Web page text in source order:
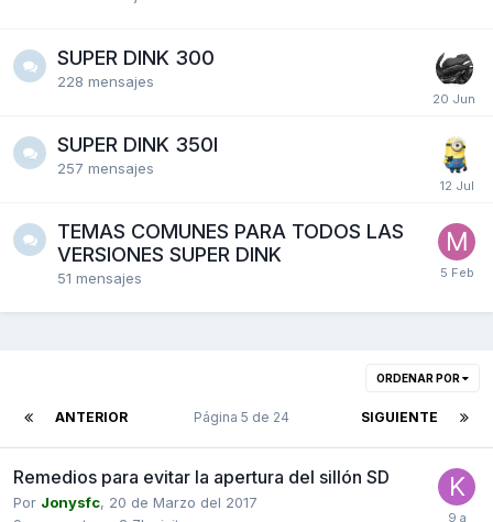
SUPER DINK 300
228 mensajes
SUPER DINK 350I
257 mensajes
TEMAS COMUNES PARA TODOS LAS
VERSIONES SUPER DINK
51 mensajes
ORDENAR POR
ANTERIOR SIGUIENTE
Página 5 de 24
Remedios para evitar la apertura del sillón SD
Por Jonysfc, 20 de Marzo del 2017